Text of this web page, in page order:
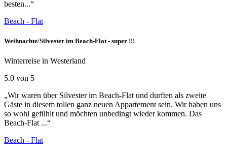
besten...“
Beach - Flat
Weihnachte/Silvester im Beach-Flat - super !!!
Winterreise in Westerland
5.0 von 5
„Wir waren über Silvester im Beach-Flat und durften als zweite
Gäste in diesem tollen ganz neuen Appartement sein. Wir haben uns
so wohl gefühlt und möchten unbedingt wieder kommen. Das
Beach-Flat ...“
Beach - Flat